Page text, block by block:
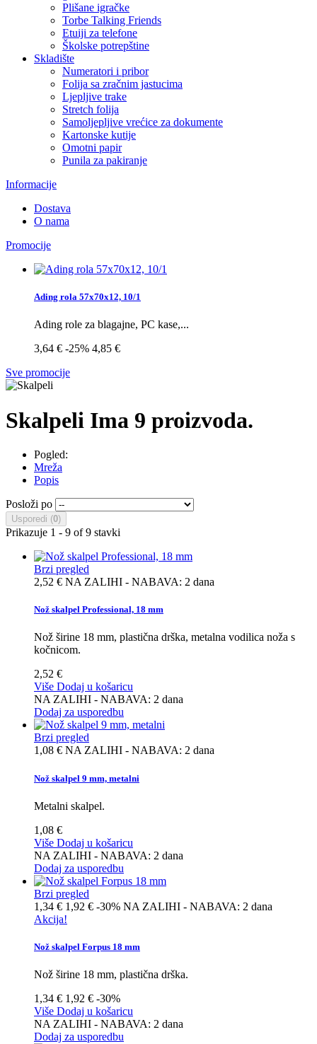
Plišane igračke
Torbe Talking Friends
Etuiji za telefone
Školske potrepštine
Skladište
Numeratori i pribor
Folija sa zračnim jastucima
Ljepljive trake
Stretch folija
Samoljepljive vrećice za dokumente
Kartonske kutije
Omotni papir
Punila za pakiranje
Informacije
Dostava
O nama
Promocije
Ading rola 57x70x12, 10/1
Ading role za blagajne, PC kase,...
3,64 € -25% 4,85 €
Sve promocije
Skalpeli Ima 9 proizvoda.
Pogled:
Mreža
Popis
Posloži po
Usporedi (0)
Prikazuje 1 - 9 of 9 stavki
Brzi pregled
2,52 € NA ZALIHI - NABAVA: 2 dana
Nož skalpel Professional, 18 mm
Nož širine 18 mm, plastična drška, metalna vodilica noža s
kočnicom.
2,52 €
Više Dodaj u košaricu
NA ZALIHI - NABAVA: 2 dana
Dodaj za usporedbu
Brzi pregled
1,08 € NA ZALIHI - NABAVA: 2 dana
Nož skalpel 9 mm, metalni
Metalni skalpel.
1,08 €
Više Dodaj u košaricu
NA ZALIHI - NABAVA: 2 dana
Dodaj za usporedbu
Brzi pregled
1,34 € 1,92 € -30% NA ZALIHI - NABAVA: 2 dana
Akcija!
Nož skalpel Forpus 18 mm
Nož širine 18 mm, plastična drška.
1,34 € 1,92 € -30%
Više Dodaj u košaricu
NA ZALIHI - NABAVA: 2 dana
Dodaj za usporedbu